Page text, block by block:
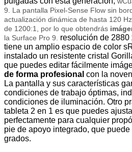
9. La pantalla Pixel-Sense Flow sin
actualización dinámica de hasta 120
de 1200:1, por lo que obtendrás
la Surface Pro 9. resolución de
tiene un amplio espacio de color
instalado un resistente cristal
que puedes editar fácilmente
de forma profesional con la
La pantalla y sus características
condiciones de trabajo óptimas,
condiciones de iluminación. Otro
tableta 2 en 1 es que puedes
perfectamente para cualquier
pie de apoyo integrado, que
grados.